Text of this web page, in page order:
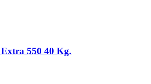
550 40 Kg.